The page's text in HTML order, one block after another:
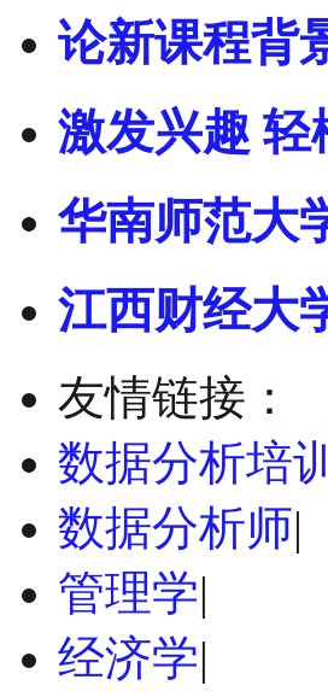
论新课程背
激发兴趣 轻
华南师范大
江西财经大
友情链接：
数据分析培训
数据分析师|
管理学|
经济学|